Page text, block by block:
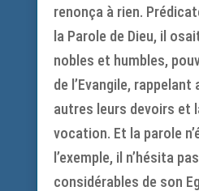
renonça à rien.
la Parole de Dieu, il
nobles et humbles,
de l’Evangile, rappelant
autres leurs devoirs et
vocation. Et la parole
l’exemple, il n’hésita
considérables de son